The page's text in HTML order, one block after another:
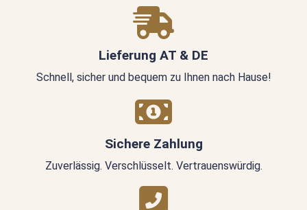
Lieferung AT & DE
Schnell, sicher und bequem zu Ihnen nach Hause!
Sichere Zahlung
Zuverlässig. Verschlüsselt. Vertrauenswürdig.